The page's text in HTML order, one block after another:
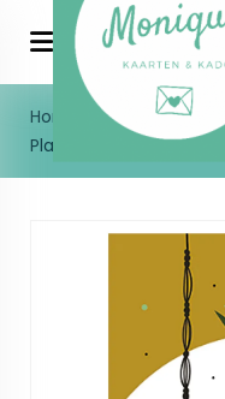
Home Enkele kaart
Plants are our friends